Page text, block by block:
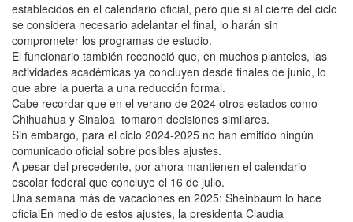
establecidos en el calendario oficial, pero que si al cierre del ciclo
se considera necesario adelantar el final, lo harán sin
comprometer los programas de estudio.
El funcionario también reconoció que, en muchos planteles, las
actividades académicas ya concluyen desde finales de junio, lo
que abre la puerta a una reducción formal.
Cabe recordar que en el verano de 2024 otros estados como
Chihuahua y Sinaloa tomaron decisiones similares.
Sin embargo, para el ciclo 2024-2025 no han emitido ningún
comunicado oficial sobre posibles ajustes.
A pesar del precedente, por ahora mantienen el calendario
escolar federal que concluye el 16 de julio.
Una semana más de vacaciones en 2025: Sheinbaum lo hace
oficialEn medio de estos ajustes, la presidenta Claudia